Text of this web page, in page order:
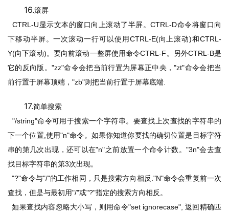
16.滚屏
CTRL-U显示文本的窗口向上滚动了半屏。 CTRL-D命令将窗口向
下移动半屏。一次滚动一行可以使用CTRL-E(向上滚动)和CTRL-
Y(向下滚动)。要向前滚动一整屏使用命令CTRL-F。另外CTRL-B是
它的反向版。 "zz"命令会把当前行置为屏幕正中央，"zt"命令会把当
前行置于屏幕顶端， "zb"则把当前行置于屏幕底端.
17.简单搜索
"/string"命令可用于搜索一个字符串。要查找上次查找的字符串的
下一个位置,使用"n"命令。如果你知道你要找的确切位置是目标字符
串的第几次出现，还可以在"n"之前放置一个命令计数。 "3n"会去查
找目标字符串的第3次出现。
"?"命令与"/"的工作相同，只是搜索方向相反."N"命令会重复前一次
查找，但是与最初用"/"或"?"指定的搜索方向相反。
如果查找内容忽略大小写，则用命令"set ignorecase", 返回精确匹